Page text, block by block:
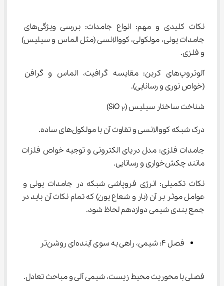
نکات کلیدی و مهم: انواع جامدات: بررسی ویژگی‌های
جامدات یونی، مولکولی، کووالانسی (مثل الماس و سیلیس)
و فلزی.
آلوتروپ‌های کربن: مقایسه گرافیت، الماس و گرافن
(خواص نوری و رسانایی).
شناخت ساختار سیلیس (SiO 2
​)
درک شبکه کووالانسی و تفاوت آن با مولکول‌های ساده.
جامدات فلزی: مدل دریای الکترونی و توجیه خواص فلزات
مانند چکش‌خواری و رسانایی.
نکات تکمیلی: انرژی فروپاشی شبکه در جامدات یونی و
عوامل موثر بر آن (بار و شعاع یون) که تمام نکات آن باید در
جمع بندی شیمی دوازدهم لحاظ شود.
فصل ۴: شیمی، راهی به سوی آینده‌ای روشن‌تر
فصلی با محوریت محیط زیست، شیمی آلی و مباحث تعادل.